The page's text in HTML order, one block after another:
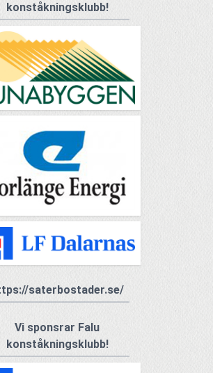
konståkningsklubb!
saterbostader.se/
Vi sponsrar Falu
konståkningsklubb!